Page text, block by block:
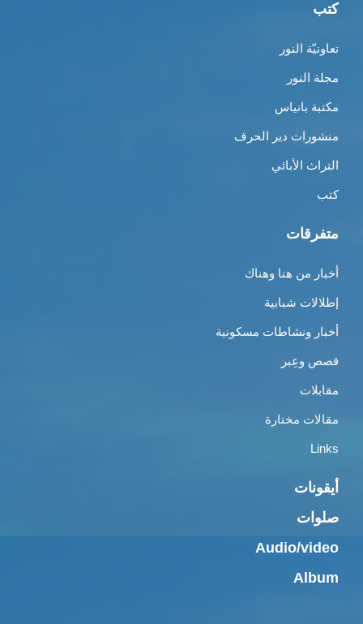
كتب
تعاونيّة النور
مجلة النور
مكتبة بانياس
منشورات دير الحرف
التراث الأبائي
كتب
متفرقات
أخبار من هنا وهناك
إطلالات شبابية
أخبار ونشاطات مسكونية
قصص وعِبر
مقابلات
مقالات مختارة
Links
أيقونات
صلوات
Audio/video
Album